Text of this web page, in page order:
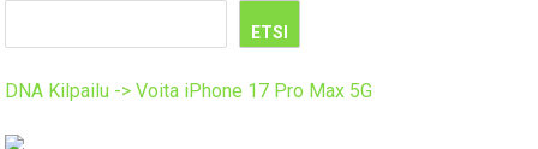
ETSI
DNA Kilpailu -> Voita iPhone 17 Pro Max 5G